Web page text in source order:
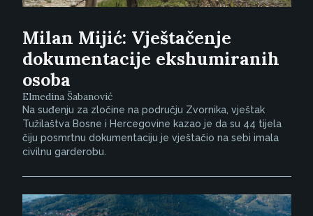
Milan Mijić: Vještačenje
dokumentacije ekshumiranih
osoba
Elmedina Šabanović
Na suđenju za zločine na području Zvornika, vještak
Tužilaštva Bosne i Hercegovine kazao je da su 44 tijela
čiju posmrtnu dokumentaciju je vještačio na sebi imala
civilnu garderobu.